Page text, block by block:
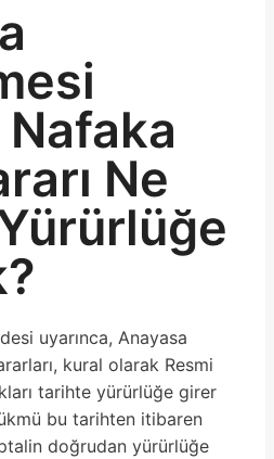
Ne
uyarınca, Anayasa
kural olarak Resmi
tarihte yürürlüğe girer
bu tarihten itibaren
doğrudan yürürlüğe